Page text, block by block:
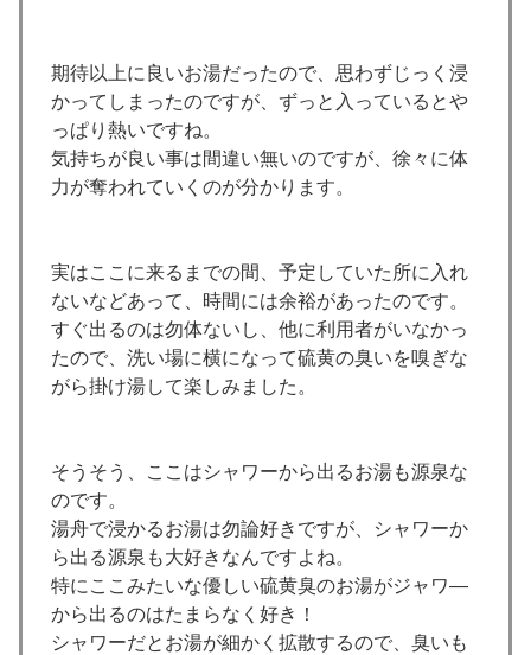
期待以上に良いお湯だったので、思わずじっく浸
かってしまったのですが、ずっと入っているとや
っぱり熱いですね。
気持ちが良い事は間違い無いのですが、徐々に体
力が奪われていくのが分かります。
実はここに来るまでの間、予定していた所に入れ
ないなどあって、時間には余裕があったのです。
すぐ出るのは勿体ないし、他に利用者がいなかっ
たので、洗い場に横になって硫黄の臭いを嗅ぎな
がら掛け湯して楽しみました。
そうそう、ここはシャワーから出るお湯も源泉な
のです。
湯舟で浸かるお湯は勿論好きですが、シャワーか
ら出る源泉も大好きなんですよね。
特にここみたいな優しい硫黄臭のお湯がジャワ―
から出るのはたまらなく好き！
シャワーだとお湯が細かく拡散するので、臭いも